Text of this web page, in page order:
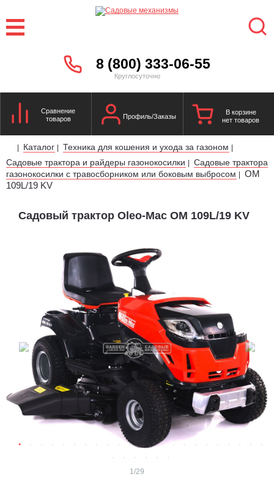
8 (800) 333-06-55
Круглосуточно
Сравнение
товаров
Профиль/Заказы
В корзине
нет товаров
| Каталог | Техника для кошения и ухода за газоном |
Садовые трактора и райдеры газонокосилки | Садовые трактора
газонокосилки с травосборником или боковым выбросом | OM
109L/19 KV
Садовый трактор Oleo-Mac OM 109L/19 KV
1/29